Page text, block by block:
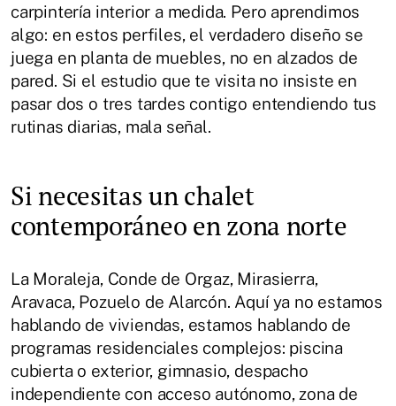
carpintería interior a medida. Pero aprendimos
algo: en estos perfiles, el verdadero diseño se
juega en planta de muebles, no en alzados de
pared. Si el estudio que te visita no insiste en
pasar dos o tres tardes contigo entendiendo tus
rutinas diarias, mala señal.
Si necesitas un chalet
contemporáneo en zona norte
La Moraleja, Conde de Orgaz, Mirasierra,
Aravaca, Pozuelo de Alarcón. Aquí ya no estamos
hablando de viviendas, estamos hablando de
programas residenciales complejos: piscina
cubierta o exterior, gimnasio, despacho
independiente con acceso autónomo, zona de